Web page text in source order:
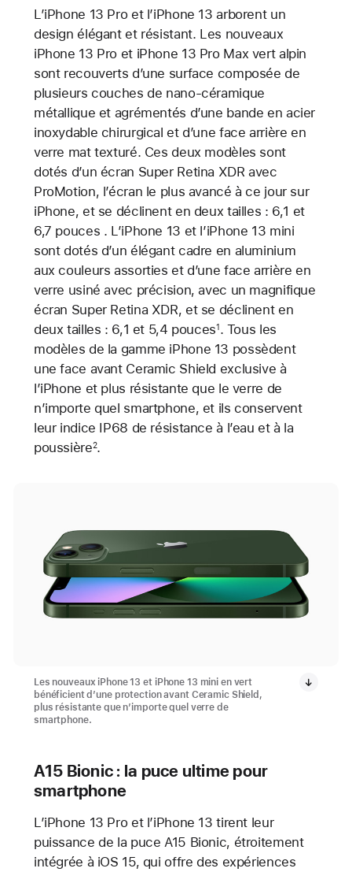
L’iPhone 13 Pro et l’iPhone 13 arborent un
design élégant et résistant. Les nouveaux
iPhone 13 Pro et iPhone 13 Pro Max vert alpin
sont recouverts d’une surface composée de
plusieurs couches de nano-céramique
métallique et agrémentés d’une bande en acier
inoxydable chirurgical et d’une face arrière en
verre mat texturé. Ces deux modèles sont
dotés d’un écran Super Retina XDR avec
ProMotion, l’écran le plus avancé à ce jour sur
iPhone, et se déclinent en deux tailles : 6,1 et
6,7 pouces . L’iPhone 13 et l’iPhone 13 mini
sont dotés d’un élégant cadre en aluminium
aux couleurs assorties et d’une face arrière en
verre usiné avec précision, avec un magnifique
écran Super Retina XDR, et se déclinent en
deux tailles : 6,1 et 5,4 pouces1. Tous les
modèles de la gamme iPhone 13 possèdent
une face avant Ceramic Shield exclusive à
l’iPhone et plus résistante que le verre de
n’importe quel smartphone, et ils conservent
leur indice IP68 de résistance à l’eau et à la
poussière2.
Les nouveaux iPhone 13 et iPhone 13 mini en vert
bénéficient d’une protection avant Ceramic Shield,
plus résistante que n’importe quel verre de
smartphone.
A15 Bionic : la puce ultime pour
smartphone
L’iPhone 13 Pro et l’iPhone 13 tirent leur
puissance de la puce A15 Bionic, étroitement
intégrée à iOS 15, qui offre des expériences